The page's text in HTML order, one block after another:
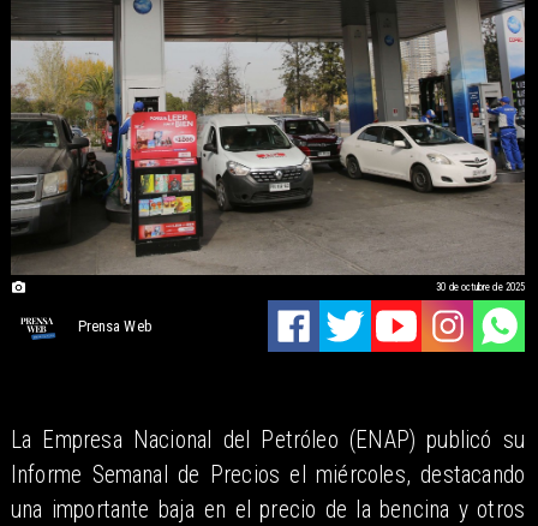
Prensa Web
30 de octubre de 2025
La Empresa Nacional del Petróleo (ENAP) publicó su
Informe Semanal de Precios el miércoles, destacando
una importante baja en el precio de la bencina y otros